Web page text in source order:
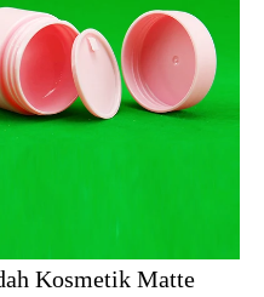
Kosmetik Matte